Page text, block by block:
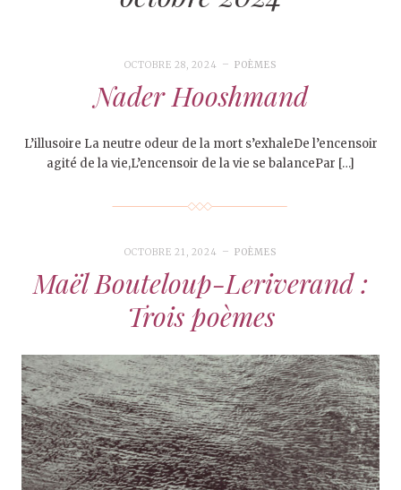
OCTOBRE 28, 2024 POÈMES
Nader Hooshmand
L’illusoire La neutre odeur de la mort s’exhaleDe l’encensoir
agité de la vie,L’encensoir de la vie se balancePar […]
OCTOBRE 21, 2024 POÈMES
Maël Bouteloup-Leriverand :
Trois poèmes